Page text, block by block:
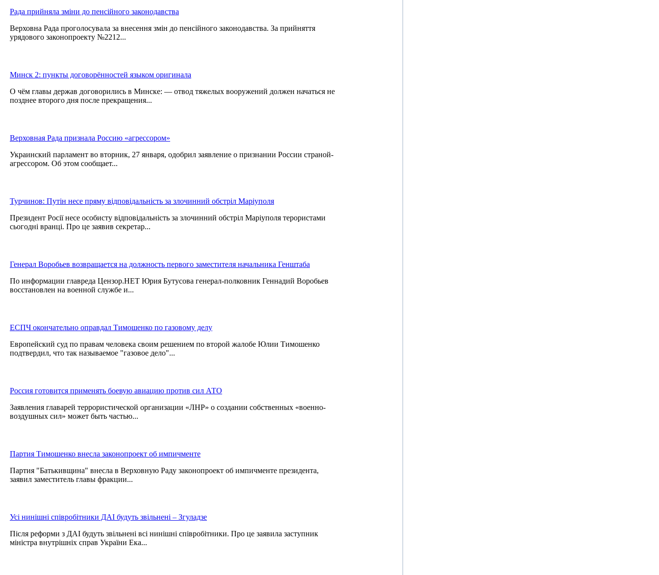
Рада прийняла зміни до пенсійного законодавства
Верховна Рада проголосувала за внесення змін до пенсійного законодавства. За прийняття
урядового законопроекту №2212...
Минск 2: пункты договорённостей языком оригинала
О чём главы держав договорились в Минске: — отвод тяжелых вооружений должен начаться не
позднее второго дня после прекращения...
Верховная Рада признала Россию «агрессором»
Украинский парламент во вторник, 27 января, одобрил заявление о признании России страной-
агрессором. Об этом сообщает...
Турчинов: Путін несе пряму відповідальність за злочинний обстріл Маріуполя
Президент Росії несе особисту відповідальність за злочинний обстріл Маріуполя терористами
сьогодні вранці. Про це заявив секретар...
Генерал Воробьев возвращается на должность первого заместителя начальника Генштаба
По информации главреда Цензор.НЕТ Юрия Бутусова генерал-полковник Геннадий Воробьев
восстановлен на военной службе и...
ЕСПЧ окончательно оправдал Тимошенко по газовому делу
Европейский суд по правам человека своим решением по второй жалобе Юлии Тимошенко
подтвердил, что так называемое "газовое дело"...
Россия готовится применять боевую авиацию против сил АТО
Заявления главарей террористической организации «ЛНР» о создании собственных «военно-
воздушных сил» может быть частью...
Партия Тимошенко внесла законопроект об импичменте
Партия "Батькивщина" внесла в Верховную Раду законопроект об импичменте президента,
заявил заместитель главы фракции...
Усі нинішні співробітники ДАІ будуть звільнені – Згуладзе
Після реформи з ДАІ будуть звільнені всі нинішні співробітники. Про це заявила заступник
міністра внутрішніх справ України Ека...